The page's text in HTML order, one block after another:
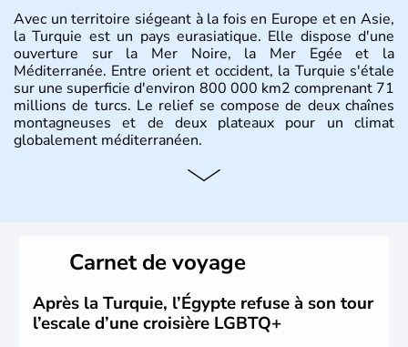
Avec un territoire siégeant à la fois en Europe et en Asie,
la Turquie est un pays eurasiatique. Elle dispose d'une
ouverture sur la Mer Noire, la Mer Egée et la
Méditerranée. Entre orient et occident, la Turquie s'étale
sur une superficie d'environ 800 000 km2 comprenant 71
millions de turcs. Le relief se compose de deux chaînes
montagneuses et de deux plateaux pour un climat
globalement méditerranéen.
Histoire et administration
qui constitueront en 1299 les fondations de l'Empire
ottoman. Après avoir rattaché l'Anatolie et la Thrace
orientale au territoire turc, la République est proclamée
le 29 octobre 1923. Ankara remplace alors Istanbul au
titre de capitale du pays.
Carnet de voyage
Après la Turquie, l’Égypte refuse à son tour
l’escale d’une croisière LGBTQ+